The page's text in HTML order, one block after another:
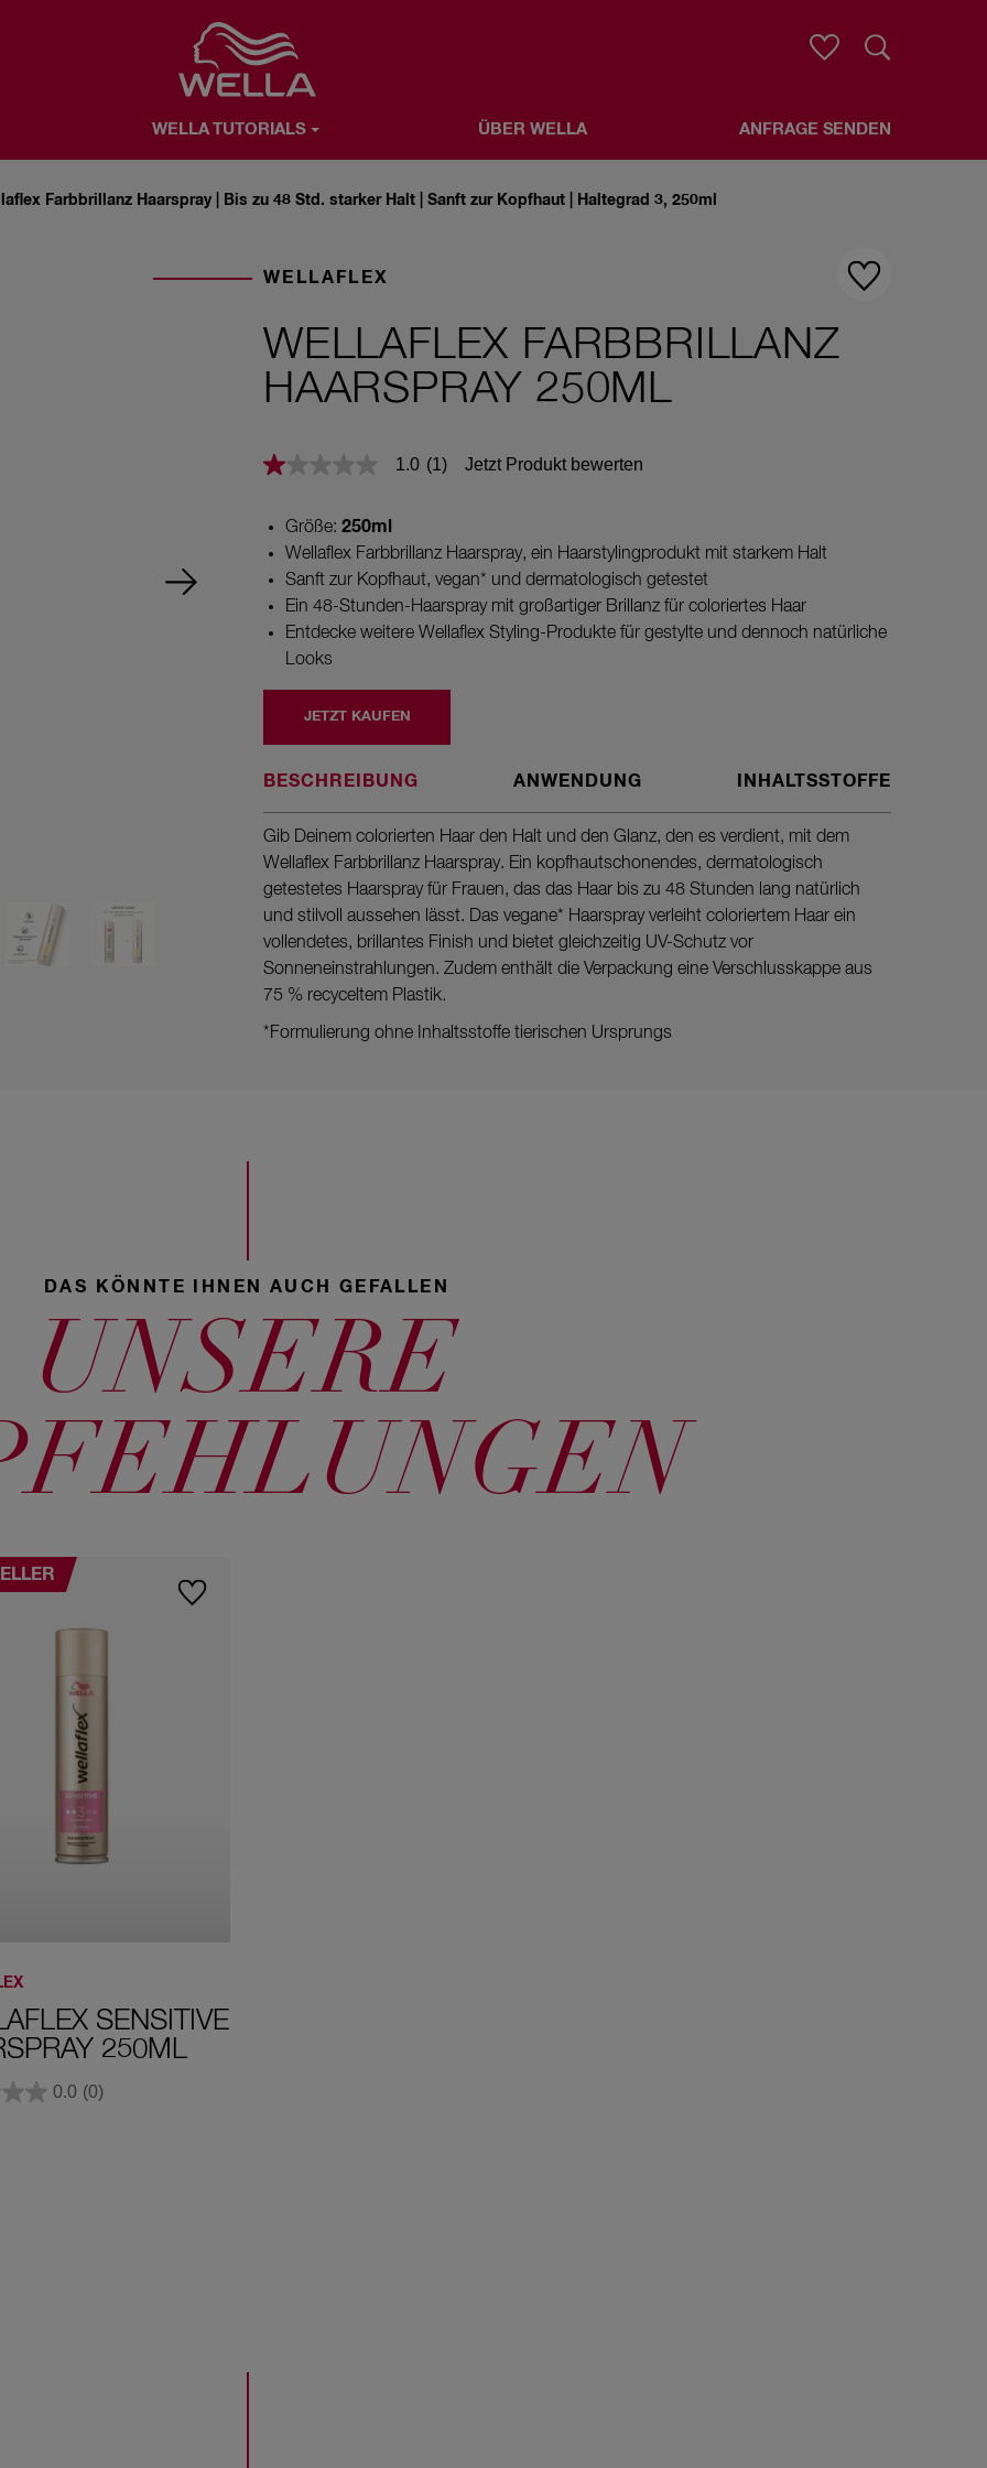
Favorite
WELLA TUTORIALS ÜBER WELLA ANFRAGE SENDEN
Farbbrillanz Haarspray | Bis zu 48 Std. starker Halt | Sanft zur Kopfhaut | Haltegrad 3, 250ml
WELLAFLEX
WELLAFLEX FARBBRILLANZ
HAARSPRAY 250ML
1.0
Sternen,
Durchschnittswert
der
Bewertung.
Read
a
Review.
Link
auf
1.0 (1) Jetzt Produkt bewerten
Größe: 250ml
Wellaflex Farbbrillanz Haarspray, ein Haarstylingprodukt mit starkem Halt
Sanft zur Kopfhaut, vegan* und dermatologisch getestet
Ein 48-Stunden-Haarspray mit großartiger Brillanz für coloriertes Haar
Entdecke weitere Wellaflex Styling-Produkte für gestylte und dennoch natürliche
Looks
JETZT KAUFEN
BESCHREIBUNG ANWENDUNG INHALTSSTOFFE
Gib Deinem colorierten Haar den Halt und den Glanz, den es verdient, mit dem
Wellaflex Farbbrillanz Haarspray. Ein kopfhautschonendes, dermatologisch
getestetes Haarspray für Frauen, das das Haar bis zu 48 Stunden lang natürlich
und stilvoll aussehen lässt. Das vegane* Haarspray verleiht coloriertem Haar ein
vollendetes, brillantes Finish und bietet gleichzeitig UV-Schutz vor
Sonneneinstrahlungen. Zudem enthält die Verpackung eine Verschlusskappe aus
75 % recyceltem Plastik.
*Formulierung ohne Inhaltsstoffe tierischen Ursprungs
DAS KÖNNTE IHNEN AUCH GEFALLEN
UNSERE
SENSITIVE
250ML
0.0 (0)